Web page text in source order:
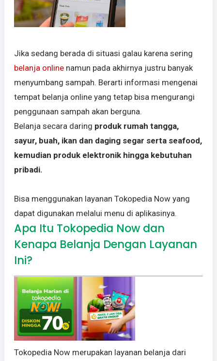
Jika sedang berada di situasi galau karena sering
belanja onlinenamun pada akhirnya justru banyak
menyumbang sampah. Berarti informasi mengenai
tempat belanja online yang tetap bisa mengurangi
penggunaan sampah akan berguna.
Belanja secara daring produk rumah tangga,
sayur, buah, ikan dan daging segar serta seafood,
kemudian produk elektronik hingga kebutuhan
pribadi.
Bisa menggunakan layanan Tokopedia Now yang
dapat digunakan melalui menu di aplikasinya.
Apa Itu Tokopedia Now dan
Kenapa Belanja Dengan Layanan
Ini?
Tokopedia Now merupakan layanan belanja dari